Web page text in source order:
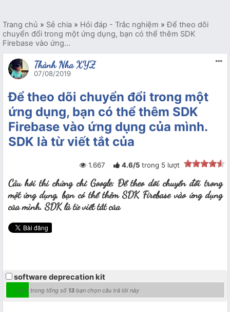
Trang chủ » Sẻ chia » Hỏi đáp - Trắc nghiệm »Để theo dõi
chuyển đổi trong một ứng dụng, bạn có thể thêm SDK
Firebase vào ứng...
Thành Nha XYZ
07/08/2019
Để theo dõi chuyển đổi trong một
ứng dụng, bạn có thể thêm SDK
Firebase vào ứng dụng của mình.
SDK là từ viết tắt của
1.667 4.6/5 trong 5lượt
Câu hỏi thi chứng chỉ Google: Để theo dõi chuyển đổi trong
một ứng dụng, bạn có thể thêm SDK Firebase vào ứng dụng
của mình. SDK là từ viết tắt của
software deprecation kit
có 1trong tổng số 13bạn chọn câu trả lời này